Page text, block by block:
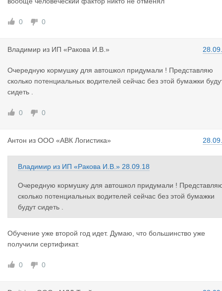
0 0
Владимир из ИП «Ракова И.В.»
Очередную кормушку для автошкол придумали ! Представляю
сколько потенциальных водителей сейчас без этой бумажки
сидеть .
0 0
Антон из ООО «АВК Логистика»
Владимир из ИП «Ракова И.В.» 28.09.18
Очередную кормушку для автошкол придумали !
сколько потенциальных водителей сейчас без этой бумажки
будут сидеть .
Обучение уже второй год идет. Думаю, что большинство уже
получили сертификат.
0 0